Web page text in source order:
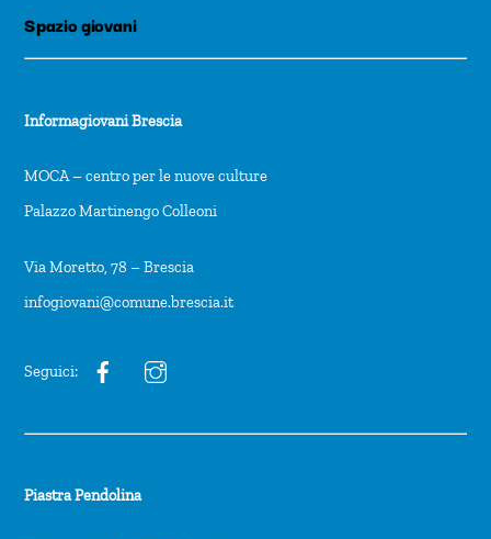
Spazio giovani
Informagiovani Brescia
MOCA – centro per le nuove culture
Palazzo Martinengo Colleoni
Via Moretto, 78 – Brescia
infogiovani@comune.brescia.it
Seguici:
Piastra Pendolina